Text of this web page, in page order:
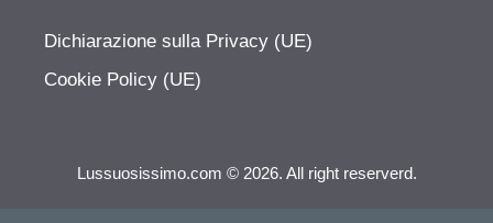
Dichiarazione sulla Privacy (UE)
Cookie Policy (UE)
Lussuosissimo.com © 2026. All right reserverd.